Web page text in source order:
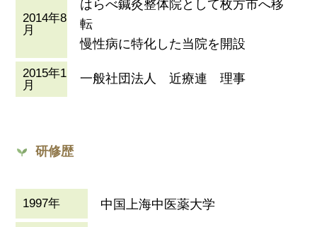
2014年8
月
はらべ鍼灸整体院として枚方市へ移
転
慢性病に特化した当院を開設
2015年1
月
一般社団法人 近療連 理事
研修歴
1997年 中国上海中医薬大学